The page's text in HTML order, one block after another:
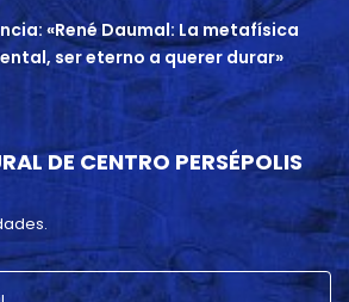
«René Daumal: La metafísica
ser eterno a querer durar»
DE CENTRO PERSÉPOLIS